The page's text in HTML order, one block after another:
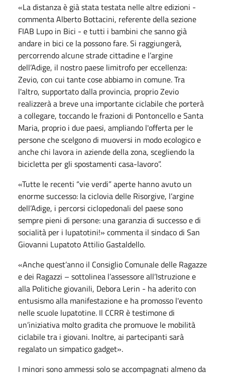
«La distanza è già stata testata nelle altre edizioni -
commenta Alberto Bottacini, referente della sezione
FIAB Lupo in Bici - e tutti i bambini che sanno già
andare in bici ce la possono fare. Si raggiungerà,
percorrendo alcune strade cittadine e l’argine
dell’Adige, il nostro paese limitrofo per eccellenza:
Zevio, con cui tante cose abbiamo in comune. Tra
l'altro, supportato dalla provincia, proprio Zevio
realizzerà a breve una importante ciclabile che porterà
a collegare, toccando le frazioni di Pontoncello e Santa
Maria, proprio i due paesi, ampliando l'offerta per le
persone che scelgono di muoversi in modo ecologico e
anche chi lavora in aziende della zona, scegliendo la
bicicletta per gli spostamenti casa-lavoro”.
«Tutte le recenti “vie verdi” aperte hanno avuto un
enorme successo: la ciclovia delle Risorgive, l’argine
dell’Adige, i percorsi ciclopedonali del paese sono
sempre pieni di persone: una garanzia di successo e di
socialità per i lupatotini!» commenta il sindaco di San
Giovanni Lupatoto Attilio Gastaldello.
«Anche quest’anno il Consiglio Comunale delle Ragazze
e dei Ragazzi – sottolinea l’assessore all’Istruzione e
alla Politiche giovanili, Debora Lerin - ha aderito con
entusismo alla manifestazione e ha promosso l'evento
nelle scuole lupatotine. Il CCRR è testimone di
un’iniziativa molto gradita che promuove le mobilità
ciclabile tra i giovani. Inoltre, ai partecipanti sarà
regalato un simpatico gadget».
I minori sono ammessi solo se accompagnati almeno da